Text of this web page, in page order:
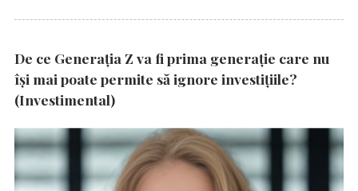
De ce Generația Z va fi prima generație care nu
își mai poate permite să ignore investițiile?
(Investimental)